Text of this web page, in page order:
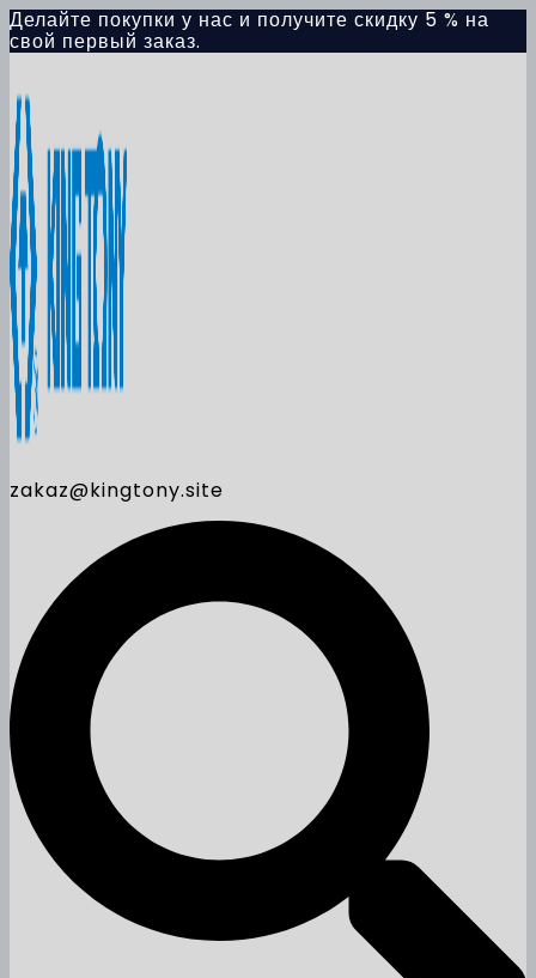
Skip
to
content
Делайте покупки у нас и получите скидку 5 % на
свой первый заказ.
zakaz@kingtony.site